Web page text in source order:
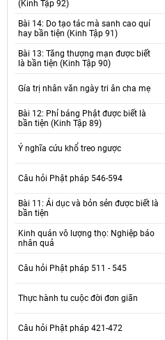
(Kinh Tập 92)
Bài 14: Do tạo tác mà sanh cao quí
hay bần tiện (Kinh Tập 91)
Bài 13: Tăng thượng mạn được biết
là bần tiện (Kinh Tập 90)
Gía trị nhân văn ngày tri ân cha mẹ
Bài 12: Phỉ báng Phật được biết là
bần tiện (Kinh Tập 89)
Ý nghĩa cứu khổ treo ngược
Câu hỏi Phật pháp 546-594
Bài 11: Ái dục và bỏn sẻn được biết là
bần tiện
Kinh quán vô lượng thọ: Nghiệp báo
nhân quả
Câu hỏi Phật pháp 511 - 545
Thực hành tu cuộc đời đơn giãn
Câu hỏi Phật pháp 421-472